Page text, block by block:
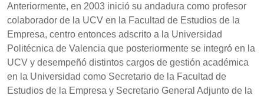
Anteriormente, en 2003 inició su andadura como profesor
colaborador de la UCV en la Facultad de Estudios de la
Empresa, centro entonces adscrito a la Universidad
Politécnica de Valencia que posteriormente se integró en la
UCV y desempeñó distintos cargos de gestión académica
en la Universidad como Secretario de la Facultad de
Estudios de la Empresa y Secretario General Adjunto de la